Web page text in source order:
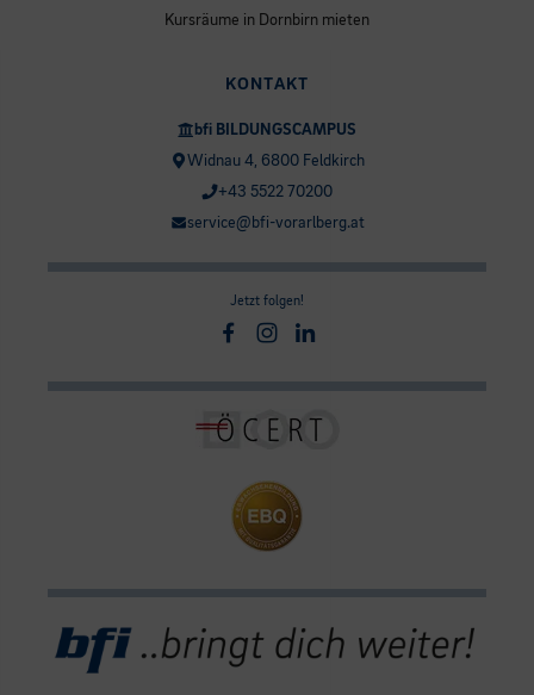
Kursräume in Dornbirn mieten
KONTAKT
bfi BILDUNGSCAMPUS
Widnau 4, 6800 Feldkirch
+43 5522 70200
service@bfi-vorarlberg.at
Jetzt folgen!
Facebook
Instagram
Linkedin